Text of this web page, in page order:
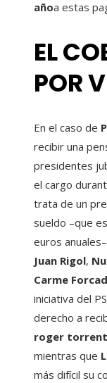
añoa estas
EL
POR
En el caso de
recibir una
presidentes
el cargo
trata de un
sueldo –que
euros
Juan Rigol,
Carme
iniciativa del
derecho a
roger torrent
mientras que
más difícil su